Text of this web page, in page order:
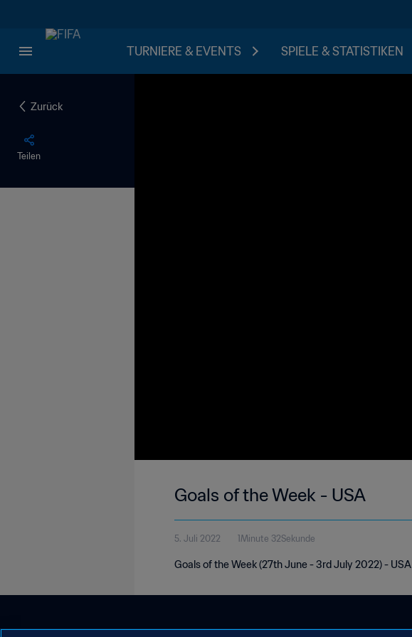
TURNIERE & EVENTS SPIELE & STATISTIKEN
Zurück
Teilen
Goals of the Week - USA
5. Juli 2022 1Minute 32Sekunde
Goals of the Week (27th June - 3rd July 2022) - USA